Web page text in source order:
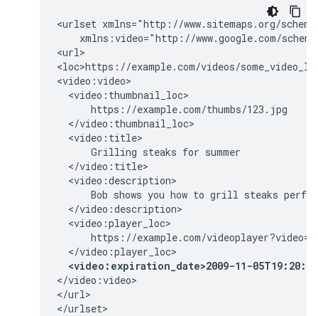
<urlset xmlns="http://www.sitemaps.org/
xmlns:video="http://www.google.com/
<url>
<loc>https://example.com/videos/
<video:video>
  <video:thumbnail_loc>
      https://example.com/thumbs/123.jpg
  </video:thumbnail_loc>
  <video:title>
      Grilling steaks for summer
  </video:title>
  <video:description>
Bob shows you how to grill steaks
  </video:description>
  <video:player_loc>
https://example.com/
  </video:player_loc>
<video:expiration_date>2009-11-
</video:video>
</url>
</urlset>